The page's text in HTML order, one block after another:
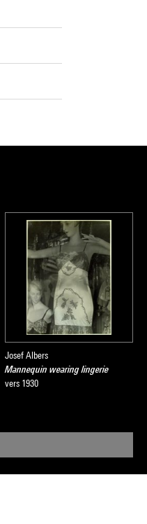
Josef Albers
Mannequin wearing lingerie
vers 1930